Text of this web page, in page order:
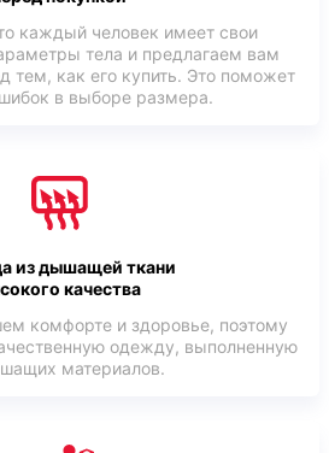
каждый человек имеет свои
тела и предлагаем вам
тем, как его купить. Это поможет
в выборе размера.
из дышащей ткани
качества
комфорте и здоровье, поэтому
одежду, выполненную
материалов.